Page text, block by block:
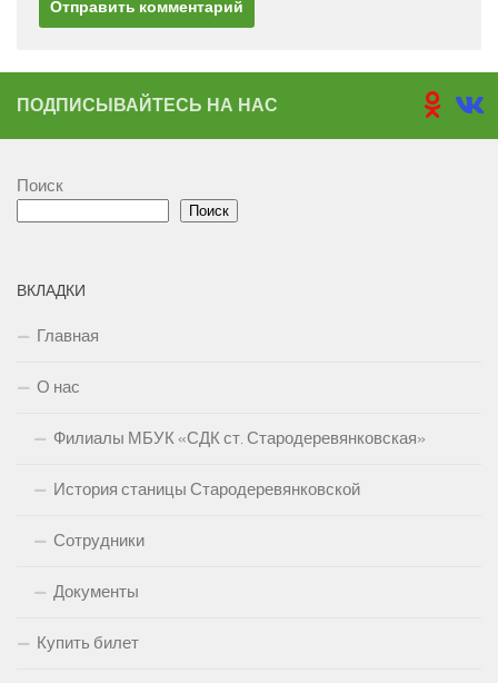
ПОДПИСЫВАЙТЕСЬ НА НАС
Поиск
Поиск
ВКЛАДКИ
Главная
О нас
Филиалы МБУК «СДК ст. Стародеревянковская»
История станицы Стародеревянковской
Сотрудники
Документы
Купить билет